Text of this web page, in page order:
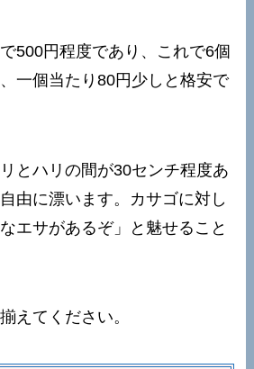
500円程度であり、これで6個
一個当たり80円少しと格安で
とハリの間が30センチ程度あ
由に漂います。カサゴに対し
エサがあるぞ」と魅せること
えてください。